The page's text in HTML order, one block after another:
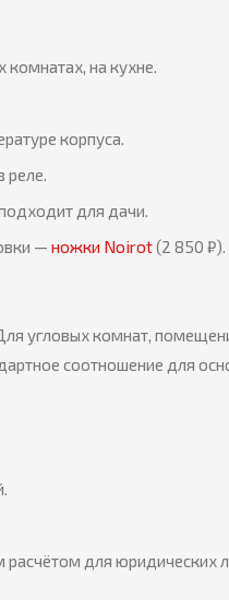
на кухне.
корпуса.
реле.
для дачи.
— ножки Noirot(2 850 ₽).
угловых комнат,
соотношение для
расчётом для юридических